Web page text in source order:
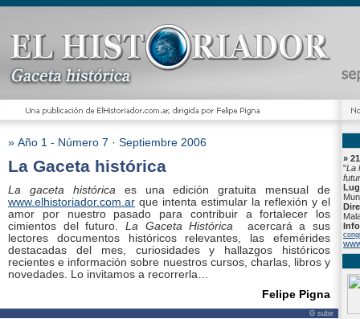
» Año 1 - Número 7 · Septiembre 2006
La Gaceta histórica
La gaceta histórica es una edición gratuita mensual de
www.elhistoriador.com.ar que intenta estimular la reflexión y el
amor por nuestro pasado para contribuir a fortalecer los
cimientos del futuro. La Gaceta Histórica acercará a sus
lectores documentos históricos relevantes, las efemérides
destacadas del mes, curiosidades y hallazgos históricos
recientes e información sobre nuestros cursos, charlas, libros y
novedades. Lo invitamos a recorrerla…
Felipe Pigna
»
"La
Θ subir